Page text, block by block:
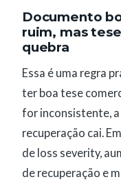
Documento
ruim, mas
quebra
Essa é uma regra
ter boa tese
for inconsistente,
recuperação cai.
de loss severity,
de recuperação e